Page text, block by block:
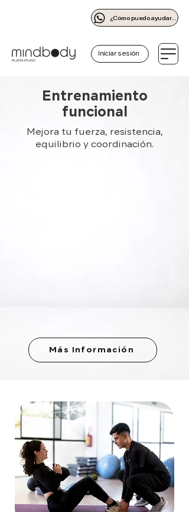
¿Cómo puedo ayudarte?
Iniciar sesión
Entrenamiento
funcional
Mejora tu fuerza, resistencia,
equilibrio y coordinación.
Más Información